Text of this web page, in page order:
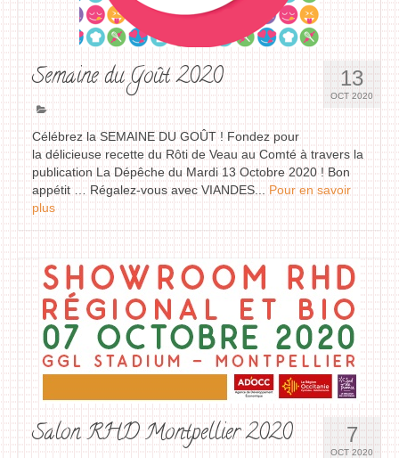
13
OCT 2020
Semaine du Goût 2020
Célébrez la SEMAINE DU GOÛT ! Fondez pour
la délicieuse recette du Rôti de Veau au Comté à travers la
publication La Dépêche du Mardi 13 Octobre 2020 ! Bon
appétit … Régalez-vous avec VIANDES... Pour en savoir
plus
7
OCT 2020
Salon RHD Montpellier 2020